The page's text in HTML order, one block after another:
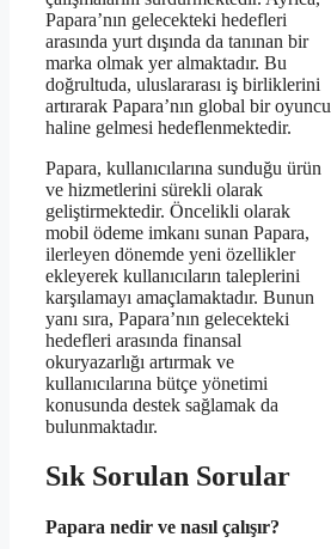
Papara’nın gelecekteki hedefleri
arasında yurt dışında da tanınan bir
marka olmak yer almaktadır. Bu
doğrultuda, uluslararası iş birliklerini
artırarak Papara’nın global bir oyuncu
haline gelmesi hedeflenmektedir.
Papara, kullanıcılarına sunduğu ürün
ve hizmetlerini sürekli olarak
geliştirmektedir. Öncelikli olarak
mobil ödeme imkanı sunan Papara,
ilerleyen dönemde yeni özellikler
ekleyerek kullanıcıların taleplerini
karşılamayı amaçlamaktadır. Bunun
yanı sıra, Papara’nın gelecekteki
hedefleri arasında finansal
okuryazarlığı artırmak ve
kullanıcılarına bütçe yönetimi
konusunda destek sağlamak da
bulunmaktadır.
Sık Sorulan Sorular
Papara nedir ve nasıl çalışır?